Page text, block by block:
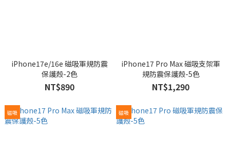
iPhone17e/16e 磁吸軍規防震
保護殼-2色
NT$890
iPhone17 Pro Max 磁吸支架軍
規防震保護殼-5色
NT$1,290
磁吸 磁吸